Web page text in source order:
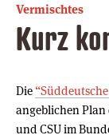
Vermischtes
Kurz
Die
angeblichen Plan
und CSU im